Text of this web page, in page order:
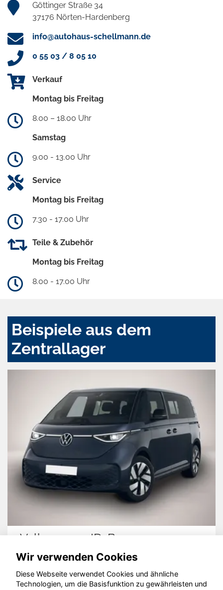
Göttinger Straße 34
37176 Nörten-Hardenberg
info@autohaus-schellmann.de
0 55 03 / 8 05 10
Verkauf
Montag bis Freitag
8.00 – 18.00 Uhr
Samstag
9.00 - 13.00 Uhr
Service
Montag bis Freitag
7.30 - 17.00 Uhr
Teile & Zubehör
Montag bis Freitag
8.00 - 17.00 Uhr
Beispiele aus dem
Zentrallager
Volkswagen ID. Buzz
Wir verwenden Cookies
Diese Webseite verwendet Cookies und ähnliche
Technologien, um die Basisfunktion zu gewährleisten und